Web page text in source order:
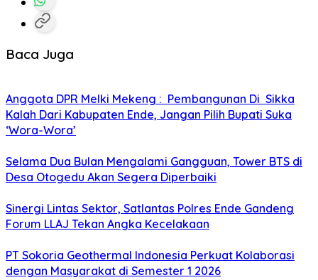
Baca Juga
Anggota DPR Melki Mekeng : Pembangunan Di Sikka
Kalah Dari Kabupaten Ende, Jangan Pilih Bupati Suka
‘Wora-Wora’
Selama Dua Bulan Mengalami Gangguan, Tower BTS di
Desa Otogedu Akan Segera Diperbaiki
Sinergi Lintas Sektor, Satlantas Polres Ende Gandeng
Forum LLAJ Tekan Angka Kecelakaan
PT Sokoria Geothermal Indonesia Perkuat Kolaborasi
dengan Masyarakat di Semester 1 2026